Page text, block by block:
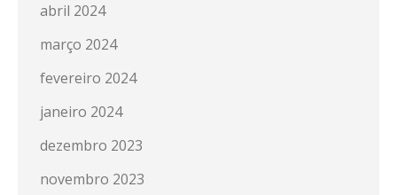
abril 2024
março 2024
fevereiro 2024
janeiro 2024
dezembro 2023
novembro 2023